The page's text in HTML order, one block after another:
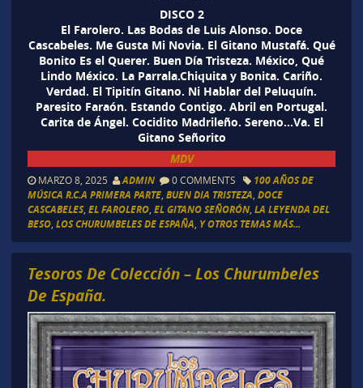
DISCO 2
El Farolero. Las Bodas de Luis Alonso. Doce
Cascabeles. Me Gusta Mi Novia. El Gitano Mustafá. Qué
Bonito Es el Querer. Buen Día Tristeza. México, Qué
Lindo México. La Parrala.Chiquita y Bonita. Cariño.
Verdad. El Tipitín Gitano. Ni Hablar del Peluquín.
Paresito Faraón. Estando Contigo. Abril en Portugal.
Carita de Ángel. Cocidito Madrileño. Sereno…Va. El
Gitano Señorito
MDV
MARZO 8, 2025 ADMIN 0 COMMENTS
100 AÑOS DE
MÚSICA R.C.A PRIMERA PARTE, BUEN DIA TRISTEZA DOCE
CASCABELES, EL FAROLERO, EL GITANO SEÑORÓN, LA LEYENDA DEL
BESO, LOS CHURUMBELES DE ESPAÑA Y OTROS TEMAS MÁS...
Tesoros De Colección – Los Churumbeles
De España.